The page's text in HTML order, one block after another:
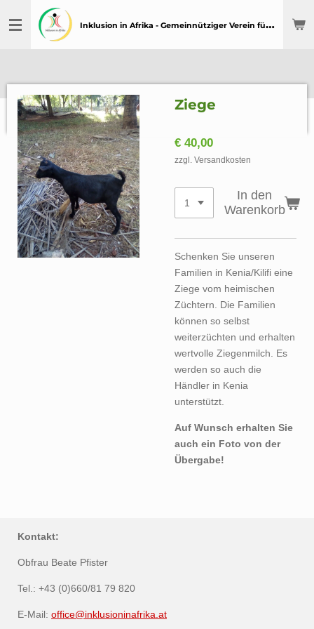
Hauptinhalt
I
nklusion in Afrika - Gemeinnütziger Verein für Menschen mit Behinderung in Afrika
Ziege
€ 40,00
zzgl. Versandkosten
In den
Warenkorb
Schenken Sie unseren
Familien in Kenia/Kilifi eine
Ziege vom heimischen
Züchtern. Die Familien
können so selbst
weiterzüchten und erhalten
wertvolle Ziegenmilch. Es
werden so auch die
Händler in Kenia
unterstützt.
Auf Wunsch erhalten Sie
auch ein Foto von der
Übergabe!
Kontakt:
Obfrau Beate Pfister
Tel.: +43 (0)660/81 79 820
E-Mail: office@inklusioninafrika.at